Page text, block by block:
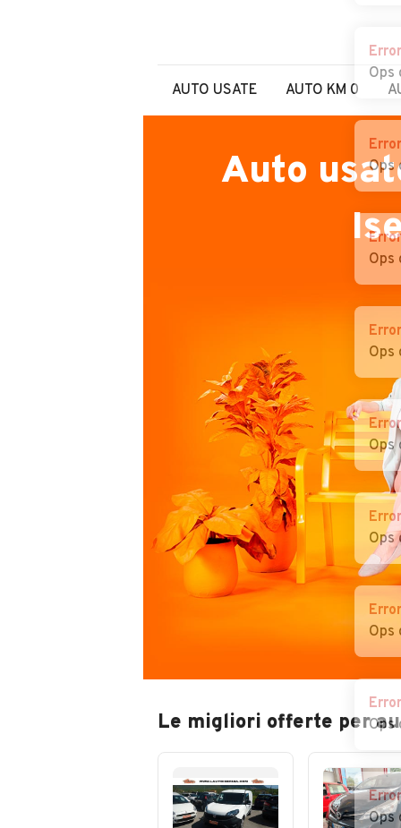
AUTO USATE AUTO KM 0
Auto
Le migliori offerte per
Error
Ops
Error
Ops
Error
Ops
Error
Ops
Error
Ops
Error
Ops
Error
Ops
Error
Ops
Error
Ops